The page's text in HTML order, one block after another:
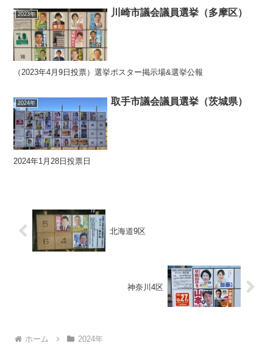
2023年 川崎市議会議員選挙（多摩区）
（2023年4月9日投票）選挙ポスター掲示場&選挙公報
2024年 取手市議会議員選挙（茨城県）
2024年1月28日投票日
北海道9区
神奈川4区
ホーム 2024年